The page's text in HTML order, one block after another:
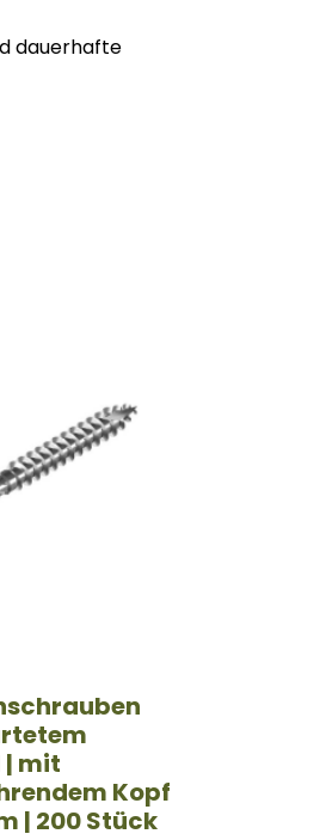
dauerhafte
| mit
Kopf
| 200 Stück